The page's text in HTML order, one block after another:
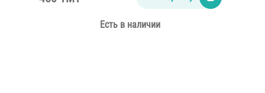
Есть в наличии